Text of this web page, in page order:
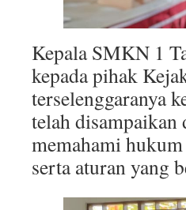
Kepala SMKN 1
kepada pihak
terselenggaranya
telah
memahami
serta aturan yang